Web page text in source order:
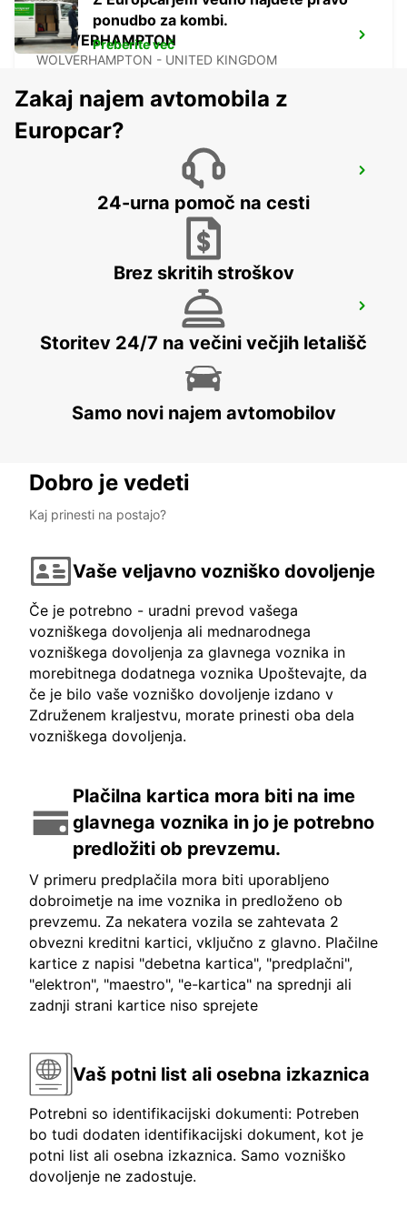
WOLVERHAMPTON
WOLVERHAMPTON - UNITED KINGDOM
DERBY - UNITED KINGDOM
BIRMINGHAM NEWTOWN
BIRMINGHAM - UNITED KINGDOM
ponudbo za kombi.
Preberite več
Zakaj najem avtomobila z
Europcar?
24-urna pomoč na cesti
Brez skritih stroškov
Storitev 24/7 na večini večjih letališč
Samo novi najem avtomobilov
Dobro je vedeti
Kaj prinesti na postajo?
Vaše veljavno vozniško dovoljenje
Če je potrebno - uradni prevod vašega
vozniškega dovoljenja ali mednarodnega
vozniškega dovoljenja za glavnega voznika in
morebitnega dodatnega voznika Upoštevajte, da
če je bilo vaše vozniško dovoljenje izdano v
Združenem kraljestvu, morate prinesti oba dela
vozniškega dovoljenja.
Plačilna kartica mora biti na ime
glavnega voznika in jo je potrebno
predložiti ob prevzemu.
V primeru predplačila mora biti uporabljeno
dobroimetje na ime voznika in predloženo ob
prevzemu. Za nekatera vozila se zahtevata 2
obvezni kreditni kartici, vključno z glavno. Plačilne
kartice z napisi "debetna kartica", "predplačni",
"elektron", "maestro", "e-kartica" na sprednji ali
zadnji strani kartice niso sprejete
Vaš potni list ali osebna izkaznica
Potrebni so identifikacijski dokumenti: Potreben
bo tudi dodaten identifikacijski dokument, kot je
potni list ali osebna izkaznica. Samo vozniško
dovoljenje ne zadostuje.